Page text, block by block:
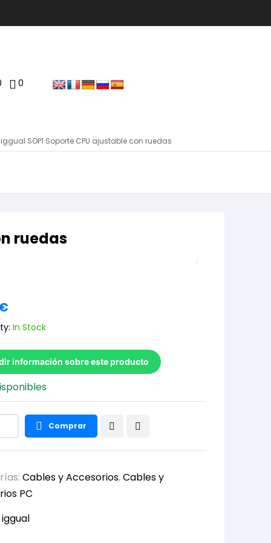
0
iggual SOP1 Soporte CPU ajustable con ruedas
ruedas
In Stock
información sobre este producto
Comprar
Cables y Accesorios,Cables y
PC
iggual